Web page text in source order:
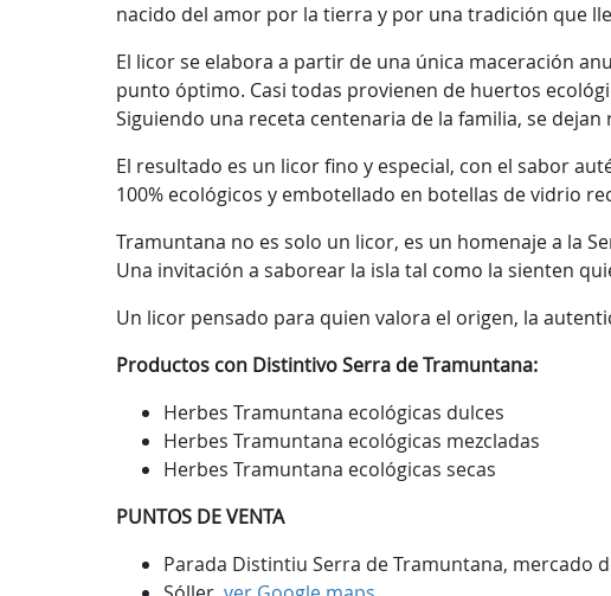
nacido del amor por la tierra y por una tradición que
El licor se elabora a partir de una única maceración
punto óptimo. Casi todas provienen de huertos
Siguiendo una receta centenaria de la familia, se
El resultado es un licor fino y especial, con el sabor
100% ecológicos y embotellado en botellas de vidrio
Tramuntana no es solo un licor, es un homenaje a la
Una invitación a saborear la isla tal como la sienten
Un licor pensado para quien valora el origen, la
Productos con Distintivo Serra de Tramuntana:
Herbes Tramuntana ecológicas dulces
Herbes Tramuntana ecológicas mezcladas
Herbes Tramuntana ecológicas secas
PUNTOS DE VENTA
Parada Distintiu Serra de Tramuntana, mercado